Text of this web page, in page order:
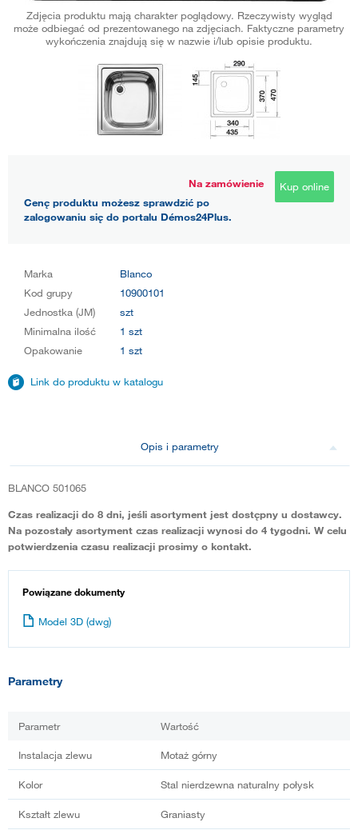
Zdjęcia produktu mają charakter poglądowy. Rzeczywisty wygląd
może odbiegać od prezentowanego na zdjęciach. Faktyczne parametry
wykończenia znajdują się w nazwie i/lub opisie produktu.
Na zamówienie
Cenę produktu możesz sprawdzić po
zalogowaniu się do portalu Démos24Plus.
Kup online
Marka
Blanco
Kod grupy
10900101
Jednostka (JM)
szt
Minimalna ilość
1 szt
Opakowanie
1 szt
Link do produktu w katalogu
Opis i parametry
BLANCO 501065
Czas realizacji do 8 dni, jeśli asortyment jest dostępny u dostawcy.
Na pozostały asortyment czas realizacji wynosi do 4 tygodni. W celu
potwierdzenia czasu realizacji prosimy o kontakt.
Powiązane dokumenty
Model 3D (dwg)
Parametry
Parametr Wartość
Instalacja zlewu Motaż górny
Kolor Stal nierdzewna naturalny połysk
Kształt zlewu Graniasty